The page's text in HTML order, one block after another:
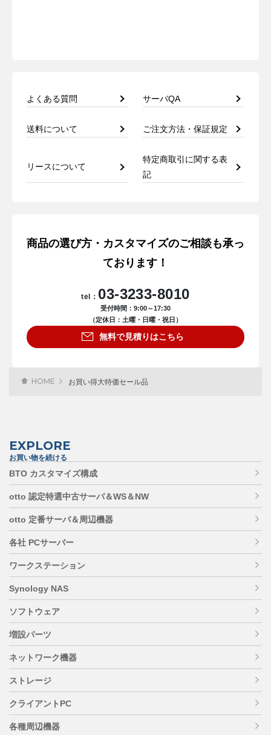
よくある質問 サーバQA
送料について ご注文方法・保証規定
リースについて
特定商取引に関する表
記
商品の選び方・カスタマイズのご相談も承っ
ております！
tel： 03-3233-8010
受付時間：9:00～17:30
（定休日：土曜・日曜・祝日）
無料で見積りはこちら
HOME お買い得大特価セール品
EXPLORE
お買い物を続ける
BTO カスタマイズ構成
otto 認定特選中古サーバ＆WS＆NW
otto 定番サーバ＆周辺機器
各社 PCサーバー
ワークステーション
Synology NAS
ソフトウェア
増設パーツ
ネットワーク機器
ストレージ
クライアントPC
各種周辺機器